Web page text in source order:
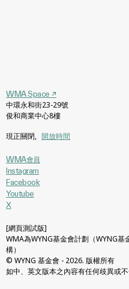
WMA Space ↗
中環永和街23-29號
俊和商業中心8樓
現正關閉, 開放時間
WMA會員
Instagram
Facebook
Youtube
X
[網頁測試版]
WMA為WYNG基金會計劃（WYNG
構）
© WYNG 基金會 - 2026. 版權所有
如中、英文版本之內容有任何歧異或不